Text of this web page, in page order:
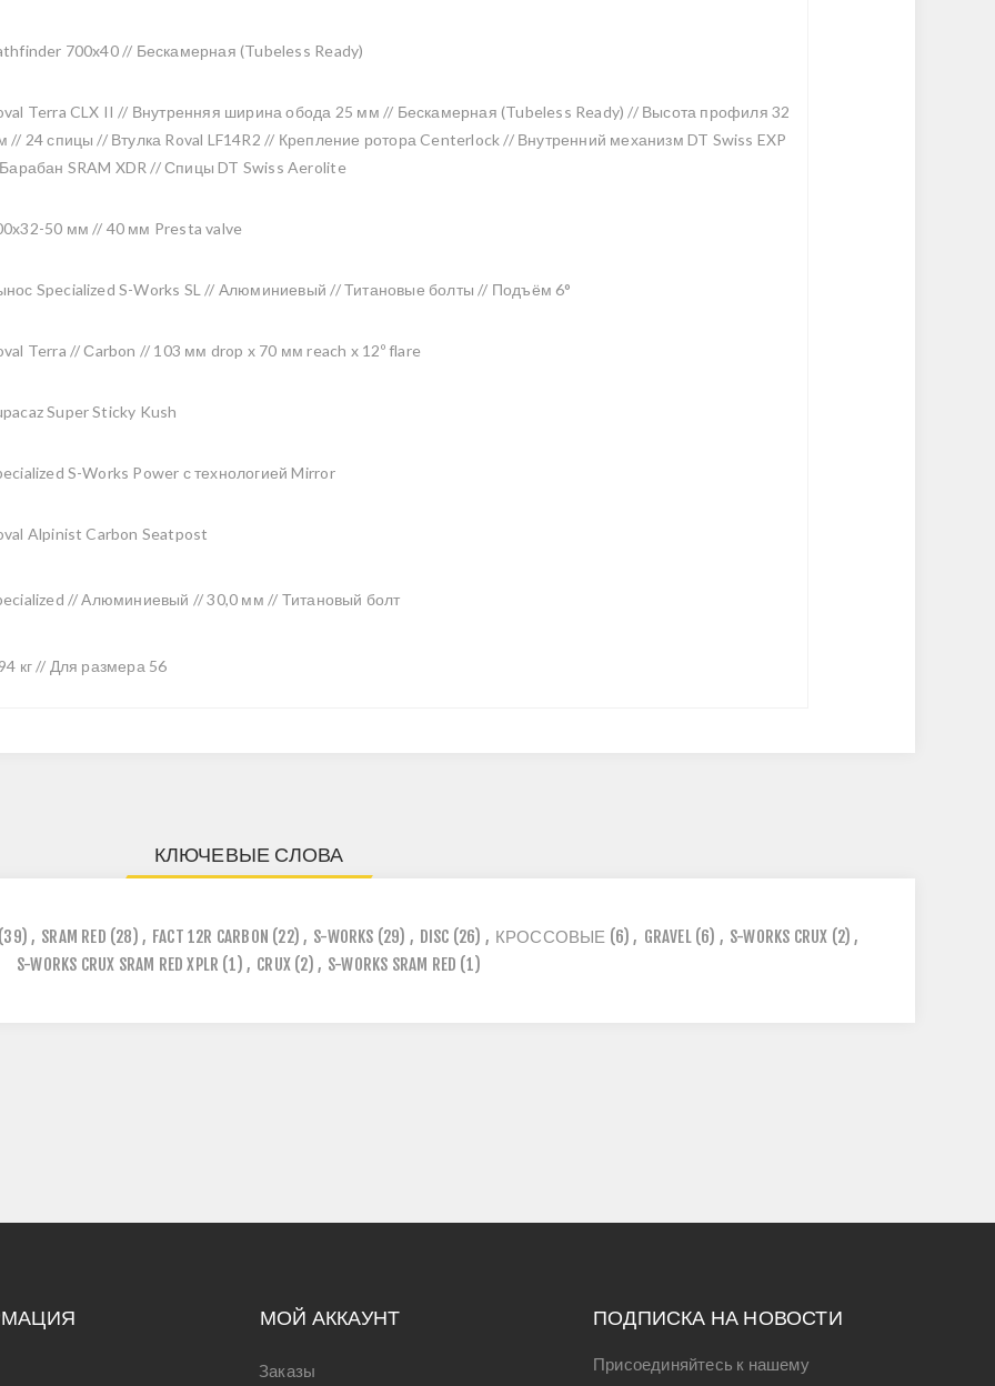
700x40 // Бескамерная (Tubeless Ready)
Terra CLX II // Внутренняя ширина обода 25 мм // Бескамерная (Tubeless Ready) // Высота профиля 32
// 24 спицы // Втулка Roval LF14R2 // Крепление ротора Centerlock // Внутренний механизм DT Swiss EXP
SRAM XDR // Спицы DT Swiss Aerolite
50 мм // 40 мм Presta valve
Specialized S-Works SL // Алюминиевый // Титановые болты // Подъём 6°
Terra // Сarbon // 103 мм drop x 70 мм reach x 12º flare
Super Sticky Kush
S-Works Power с технологией Mirror
Alpinist Carbon Seatpost
// Алюминиевый // 30,0 мм // Титановый болт
кг // Для размера 56
КЛЮЧЕВЫЕ СЛОВА
(39) , SRAM RED (28) , FACT 12R CARBON (22) , S-WORKS (29) , DISC (26) , КРОССОВЫЕ (6) , GRAVEL (6) , S-WORKS CRUX (2) ,
S-WORKS CRUX SRAM RED XPLR (1) , CRUX (2) , S-WORKS SRAM RED (1)
МОЙ АККАУНТ
Заказы
ПОДПИСКА НА НОВОСТИ
Присоединяйтесь к нашему